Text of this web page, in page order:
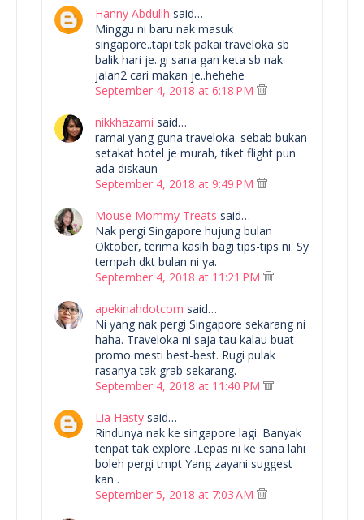
Hanny Abdullh said…
Minggu ni baru nak masuk
singapore..tapi tak pakai traveloka sb
balik hari je..gi sana gan keta sb nak
jalan2 cari makan je..hehehe
September 4, 2018 at 6:18 PM
nikkhazami said…
ramai yang guna traveloka. sebab bukan
setakat hotel je murah, tiket flight pun
ada diskaun
September 4, 2018 at 9:49 PM
Mouse Mommy Treats said…
Nak pergi Singapore hujung bulan
Oktober, terima kasih bagi tips-tips ni. Sy
tempah dkt bulan ni ya.
September 4, 2018 at 11:21 PM
apekinahdotcom said…
Ni yang nak pergi Singapore sekarang ni
haha. Traveloka ni saja tau kalau buat
promo mesti best-best. Rugi pulak
rasanya tak grab sekarang.
September 4, 2018 at 11:40 PM
Lia Hasty said…
Rindunya nak ke singapore lagi. Banyak
tenpat tak explore .Lepas ni ke sana lahi
boleh pergi tmpt Yang zayani suggest
kan .
September 5, 2018 at 7:03 AM